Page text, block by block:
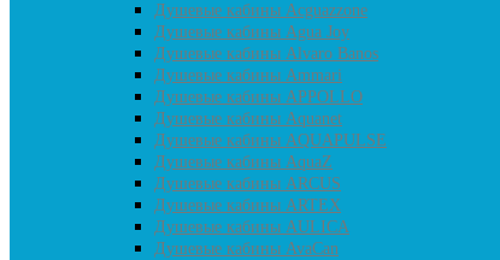
Душевые кабины Acguazzone
Душевые кабины Agua Joy
Душевые кабины Alvaro Banos
Душевые кабины Ammari
Душевые кабины APPOLLO
Душевые кабины Aquanet
Душевые кабины AQUAPULSE
Душевые кабины AquaZ
Душевые кабины ARCUS
Душевые кабины ARTEX
Душевые кабины AULICA
Душевые кабины AvaCan